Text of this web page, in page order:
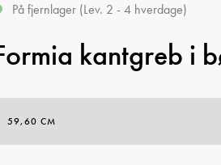
På fjernlager (Lev. 2 - 4 hverdage)
kantgreb i